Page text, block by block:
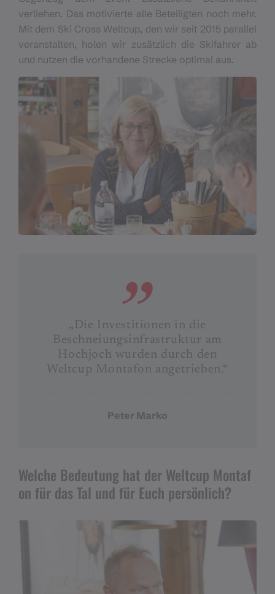
verliehen. Das motivierte alle Beteiligten noch mehr.
Mit dem Ski Cross Weltcup, den wir seit 2015 parallel
veranstalten, holen wir zusätzlich die Skifahrer ab
und nutzen die vorhandene Strecke optimal aus.
„Die Investitionen in die
Beschneiungsinfrastruktur am
Hochjoch wurden durch den
Weltcup Montafon angetrieben.“
Peter Marko
Welche Bedeutung hat der Weltcup Montaf
on für das Tal und für Euch persönlich?